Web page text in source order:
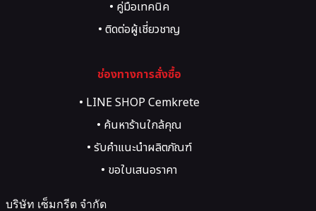
• คู่มือเทคนิค
• ติดต่อผู้เชี่ยวชาญ
ช่องทางการสั่งซื้อ
• LINE SHOP Cemkrete
• ค้นหาร้านใกล้คุณ
• รับคำแนะนำผลิตภัณฑ์
• ขอใบเสนอราคา
บริษัท เซ็มกรีต จำกัด